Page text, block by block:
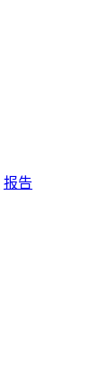
报告